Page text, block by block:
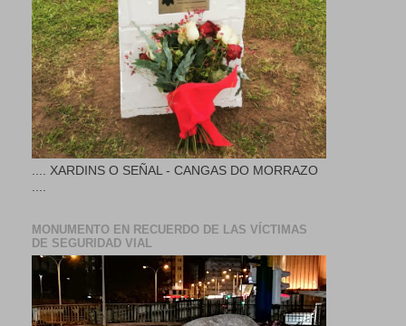
.... XARDINS O SEÑAL - CANGAS DO MORRAZO
MONUMENTO EN RECUERDO DE LAS VÍCTIMAS
DE SEGURIDAD VIAL